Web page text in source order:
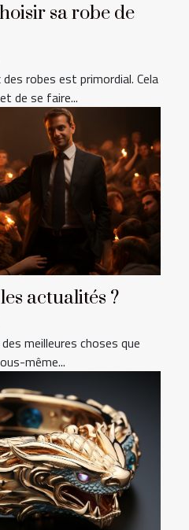
sa robe de
robes est primordial. Cela
de se faire...
actualités ?
meilleures choses que
même...